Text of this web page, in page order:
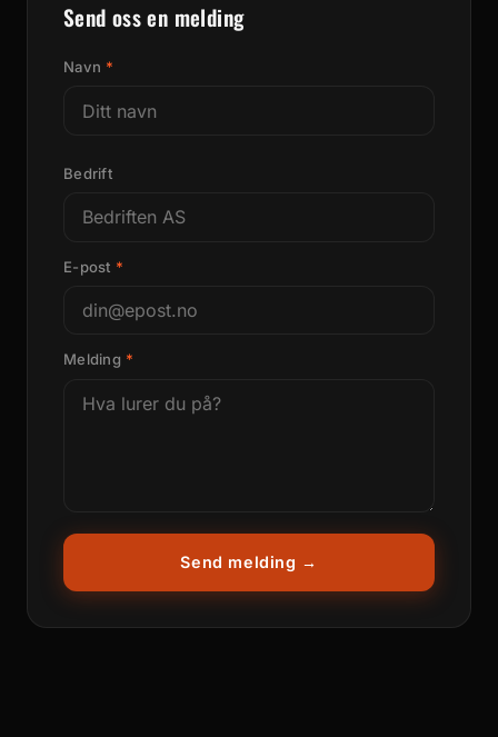
Send oss en melding
Navn *
Bedrift
E-post *
Melding *
Send melding →